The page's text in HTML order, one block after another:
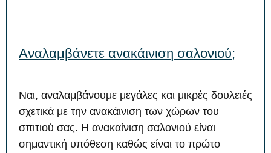
Αναλαμβάνετε ανακάινιση σαλονιού;
Ναι, αναλαμβάνουμε μεγάλες και μικρές δουλειές
σχετικά με την ανακάινιση των χώρων του
σπιτιού σας. Η ανακαίνιση σαλονιού είναι
σημαντική υπόθεση καθώς είναι το πρώτο